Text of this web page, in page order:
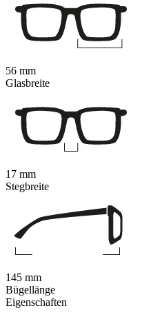
Eigenschaften
56 mm
Glasbreite
17 mm
Stegbreite
145 mm
Bügellänge